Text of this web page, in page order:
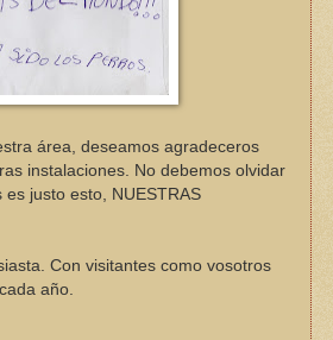
área, deseamos agradeceros
instalaciones. No debemos olvidar
justo esto, NUESTRAS
Con visitantes como vosotros
año.